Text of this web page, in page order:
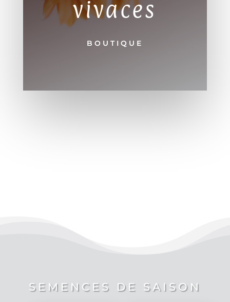
vivaces
BOUTIQUE
SEMENCES DE SAISON